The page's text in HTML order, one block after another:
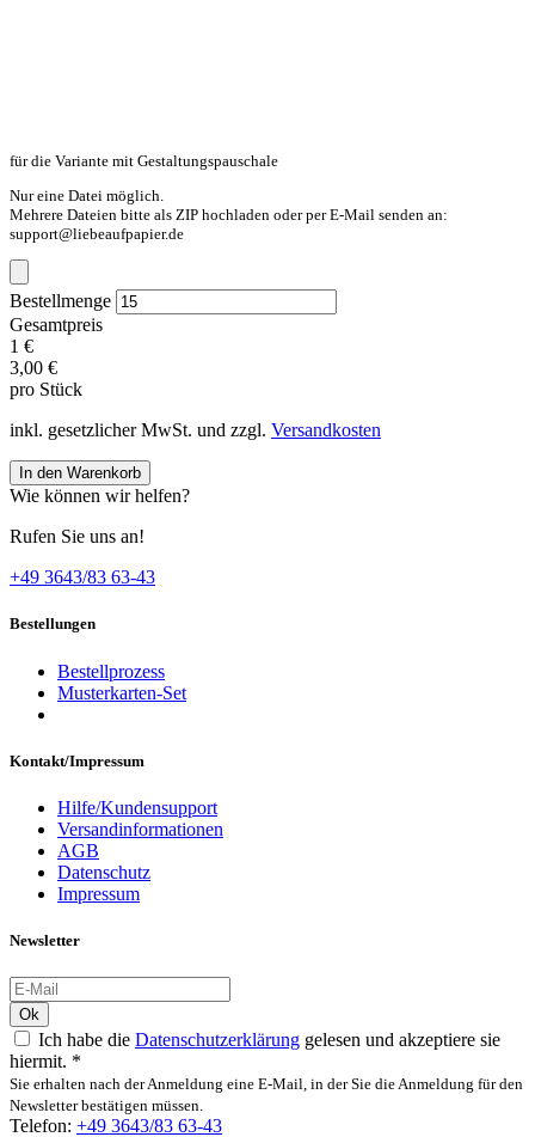
für die Variante mit Gestaltungspauschale
Nur eine Datei möglich.
Mehrere Dateien bitte als ZIP hochladen oder per E-Mail senden an:
support@liebeaufpapier.de
Bestellmenge
Gesamtpreis
1 €
3,00 €
pro Stück
inkl. gesetzlicher MwSt. und zzgl. Versandkosten
In den Warenkorb
Wie können wir helfen?
Rufen Sie uns an!
+49 3643/83 63-43
Bestellungen
Bestellprozess
Musterkarten-Set
Kontakt/Impressum
Hilfe/Kundensupport
Versandinformationen
AGB
Datenschutz
Impressum
Newsletter
Ok
Ich habe die Datenschutzerklärung gelesen und akzeptiere sie
hiermit. *
Sie erhalten nach der Anmeldung eine E-Mail, in der Sie die Anmeldung für den
Newsletter bestätigen müssen.
Telefon: +49 3643/83 63-43